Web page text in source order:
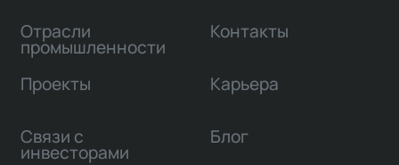
Отрасли
промышленности
Проекты
Связи с
инвесторами
Контакты
Карьера
Блог